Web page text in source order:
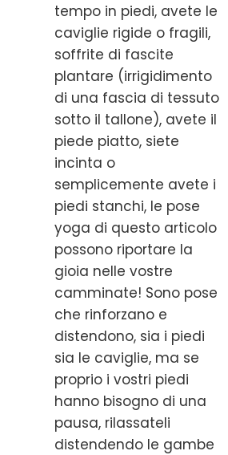
tempo in piedi, avete le
caviglie rigide o fragili,
soffrite di fascite
plantare (irrigidimento
di una fascia di tessuto
sotto il tallone), avete il
piede piatto, siete
incinta o
semplicemente avete i
piedi stanchi, le pose
yoga di questo articolo
possono riportare la
gioia nelle vostre
camminate! Sono pose
che rinforzano e
distendono, sia i piedi
sia le caviglie, ma se
proprio i vostri piedi
hanno bisogno di una
pausa, rilassateli
distendendo le gambe